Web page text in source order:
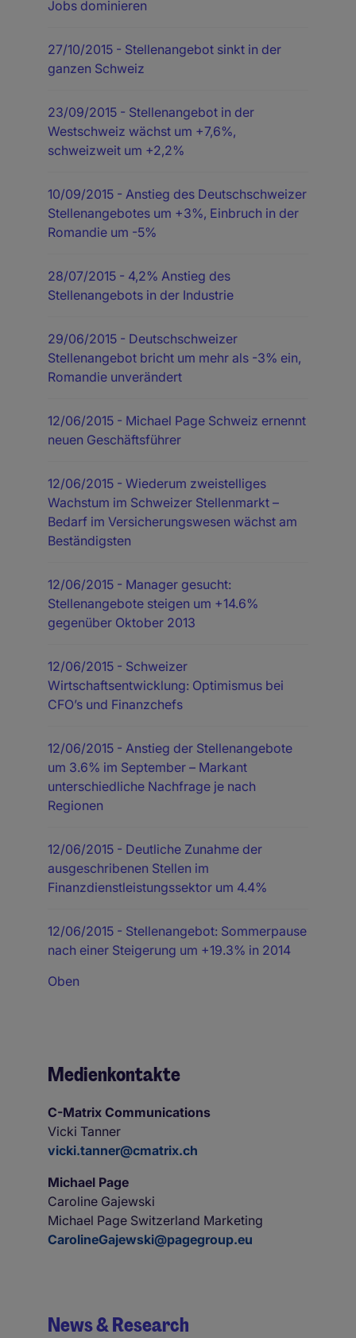
Jobs dominieren
27/10/2015 - Stellenangebot sinkt in der
ganzen Schweiz
23/09/2015 - Stellenangebot in der
Westschweiz wächst um +7,6%,
schweizweit um +2,2%
10/09/2015 - Anstieg des Deutschschweizer
Stellenangebotes um +3%, Einbruch in der
Romandie um -5%
28/07/2015 - 4,2% Anstieg des
Stellenangebots in der Industrie
29/06/2015 - Deutschschweizer
Stellenangebot bricht um mehr als -3% ein,
Romandie unverändert
12/06/2015 - Michael Page Schweiz ernennt
neuen Geschäftsführer
12/06/2015 - Wiederum zweistelliges
Wachstum im Schweizer Stellenmarkt –
Bedarf im Versicherungswesen wächst am
Beständigsten
12/06/2015 - Manager gesucht:
Stellenangebote steigen um +14.6%
gegenüber Oktober 2013
12/06/2015 - Schweizer
Wirtschaftsentwicklung: Optimismus bei
CFO’s und Finanzchefs
12/06/2015 - Anstieg der Stellenangebote
um 3.6% im September – Markant
unterschiedliche Nachfrage je nach
Regionen
12/06/2015 - Deutliche Zunahme der
ausgeschribenen Stellen im
Finanzdienstleistungssektor um 4.4%
12/06/2015 - Stellenangebot: Sommerpause
nach einer Steigerung um +19.3% in 2014
Oben
Medienkontakte
C-Matrix Communications
Vicki Tanner
vicki.tanner@cmatrix.ch
Michael Page
Caroline Gajewski
Michael Page Switzerland Marketing
CarolineGajewski@pagegroup.eu
News & Research